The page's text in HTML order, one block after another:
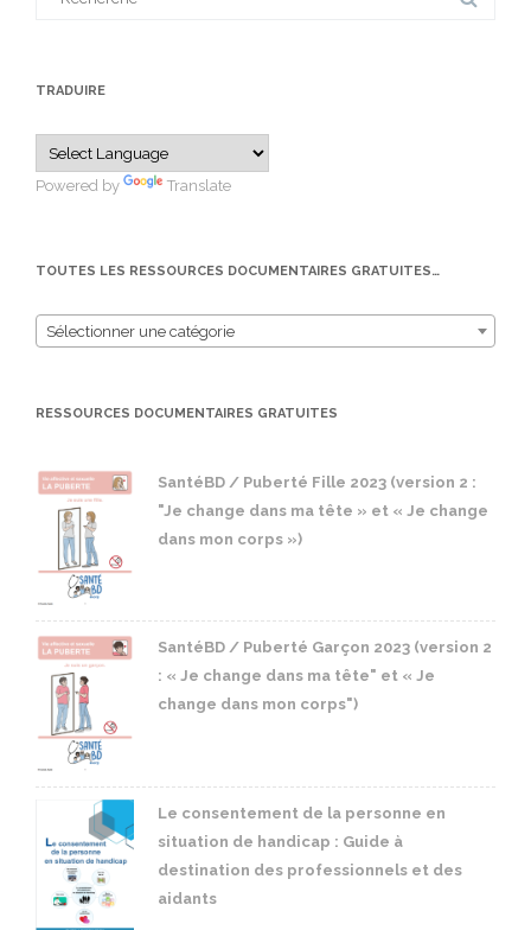
TRADUIRE
Powered by Translate
TOUTES LES RESSOURCES DOCUMENTAIRES GRATUITES…
Sélectionner une catégorie
RESSOURCES DOCUMENTAIRES GRATUITES
SantéBD / Puberté Fille 2023 (version 2 :
"Je change dans ma tête » et « Je change
dans mon corps »)
SantéBD / Puberté Garçon 2023 (version 2
: « Je change dans ma tête" et « Je
change dans mon corps")
Le consentement de la personne en
situation de handicap : Guide à
destination des professionnels et des
aidants